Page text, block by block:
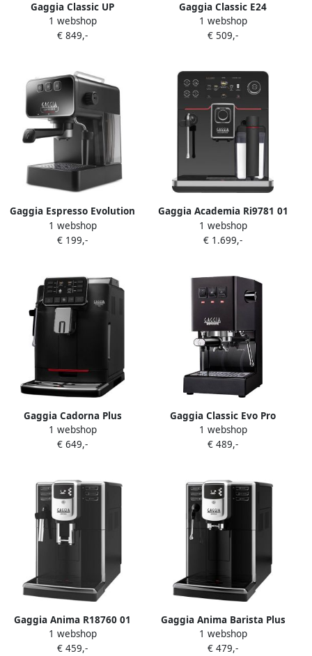
Gaggia Classic UP
Espressomachine
Handmatige Espresso
Zwart
1 webshop
€ 849,-
Gaggia Classic E24
Pistonmachine 15bar 2.1L
waterreservoir Thunder
1 webshop
€ 509,-
Gaggia Espresso Evolution
zwart 2023 Pistonmachine
1 webshop
€ 199,-
Gaggia Academia Ri9781 01
Volledig Automatische
Koffiemachine Transparant
1 webshop
€ 1.699,-
Gaggia Cadorna Plus
Barista Volautomatische
koffiemachine
1 webshop
€ 649,-
Gaggia Classic Evo Pro
Espressomachine Thunder
Black
1 webshop
€ 489,-
Gaggia Anima R18760 01
Automatische Espresso
Koffiemachine 1.8 L Zwart
1 webshop
€ 459,-
Gaggia Anima Barista Plus
Volautomatische
espressomachine
1 webshop
€ 479,-